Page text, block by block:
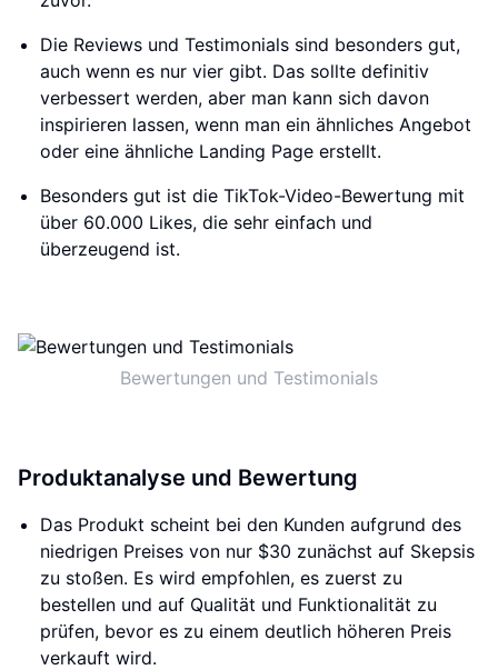
Die Reviews und Testimonials sind besonders gut,
auch wenn es nur vier gibt. Das sollte definitiv
verbessert werden, aber man kann sich davon
inspirieren lassen, wenn man ein ähnliches Angebot
oder eine ähnliche Landing Page erstellt.
Besonders gut ist die TikTok-Video-Bewertung mit
über 60.000 Likes, die sehr einfach und
überzeugend ist.
Bewertungen und Testimonials
Produktanalyse und Bewertung
Das Produkt scheint bei den Kunden aufgrund des
niedrigen Preises von nur $30 zunächst auf Skepsis
zu stoßen. Es wird empfohlen, es zuerst zu
bestellen und auf Qualität und Funktionalität zu
prüfen, bevor es zu einem deutlich höheren Preis
verkauft wird.